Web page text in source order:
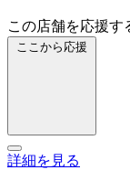
この店舗を応援す
ここから応援
詳細を見る